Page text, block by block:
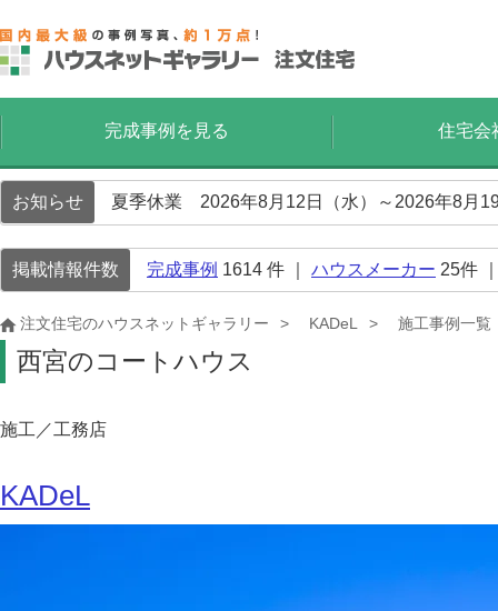
完成事例を見る 住宅会
お知らせ 夏季休業 2026年8月12日（水）～2026年8月
掲載情報件数 完成事例 1614 件 ｜ ハウスメーカー 25件
注文住宅のハウスネットギャラリー KADeL 施工事例一覧
西宮のコートハウス
施工／工務店
KADeL